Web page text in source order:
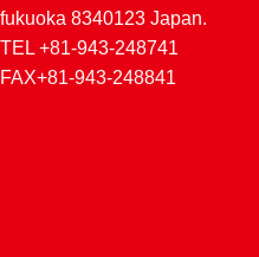
fukuoka 8340123 Japan.
TEL +81-943-248741
FAX+81-943-248841